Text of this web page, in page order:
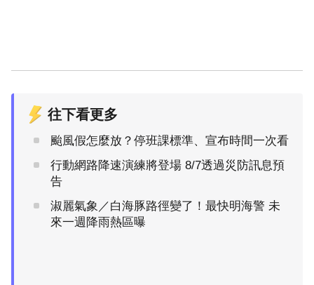
往下看更多
颱風假怎麼放？停班課標準、宣布時間一次看
行動網路降速演練將登場 8/7透過災防訊息預
告
淑麗氣象／白海豚路徑變了！最快明海警 未
來一週降雨熱區曝